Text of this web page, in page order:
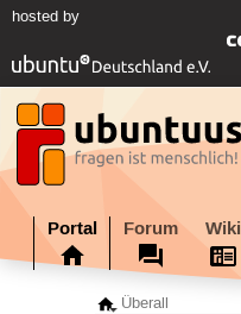
hosted by
Portal Forum Wiki